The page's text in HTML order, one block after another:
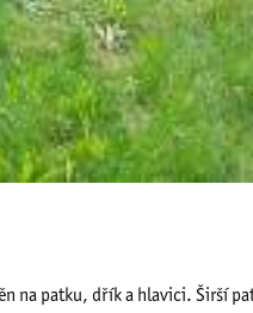
na patku, dřík a hlavici. Širší